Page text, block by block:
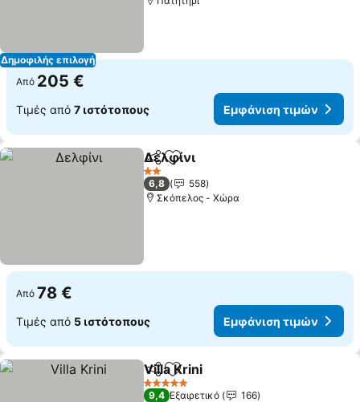
Δημοφιλής επιλογή
Από 205 €
Τιμές από 7 ιστότοπους Εμφάνιση τιμών
Κοινοποίηση
Προσθήκη στα αγαπημένα
Δελφίνι
2 Αστέρια
6,8
558
Σκόπελος - Χώρα
Από 78 €
Τιμές από 5 ιστότοπους Εμφάνιση τιμών
Κοινοποίηση
Προσθήκη στα αγαπημένα
Villa Krini
5 Αστέρια
9,4 Εξαιρετικό
166